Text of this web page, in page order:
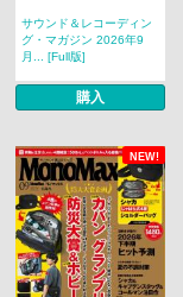
サウンド＆レコーディン
グ・マガジン 2026年9
月... [Full版]
購入
NEW!